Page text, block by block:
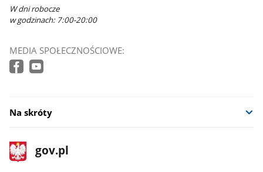
W dni robocze
w godzinach: 7:00-20:00
MEDIA SPOŁECZNOŚCIOWE:
Na skróty
stopka
gov.pl
Strona
gov.pl